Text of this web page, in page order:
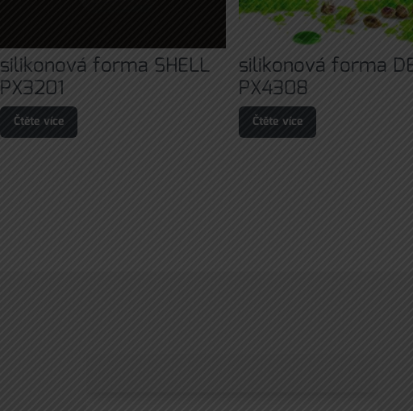
silikonová forma SHELL
PX3201
Čtěte více
silikonová forma
PX4308
Čtěte více